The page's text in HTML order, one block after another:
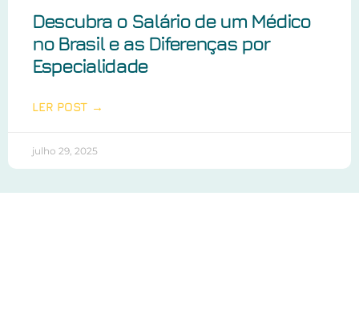
Descubra o Salário de um Médico
no Brasil e as Diferenças por
Especialidade
LER POST →
julho 29, 2025